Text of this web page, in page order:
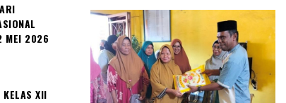
MEI 2026
KELAS XII